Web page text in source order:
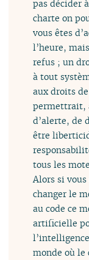
pas décider
charte on
vous êtes
l’heure,
refus ; un
à tout
aux droits
permettrait,
d’alerte, de
être
tous les
Alors si
changer le
au code ce
artificielle
monde où le